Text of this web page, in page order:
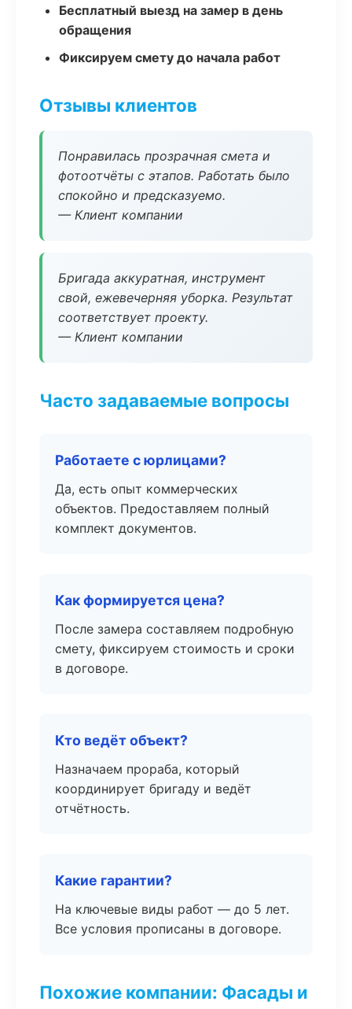
Бесплатный выезд на замер в день
обращения
Фиксируем смету до начала работ
Отзывы клиентов
Понравилась прозрачная смета и
фотоотчёты с этапов. Работать было
спокойно и предсказуемо.
— Клиент компании
Бригада аккуратная, инструмент
свой, ежевечерняя уборка. Результат
соответствует проекту.
— Клиент компании
Часто задаваемые вопросы
Работаете с юрлицами?
Да, есть опыт коммерческих
объектов. Предоставляем полный
комплект документов.
Как формируется цена?
После замера составляем подробную
смету, фиксируем стоимость и сроки
в договоре.
Кто ведёт объект?
Назначаем прораба, который
координирует бригаду и ведёт
отчётность.
Какие гарантии?
На ключевые виды работ — до 5 лет.
Все условия прописаны в договоре.
Похожие компании: Фасады и